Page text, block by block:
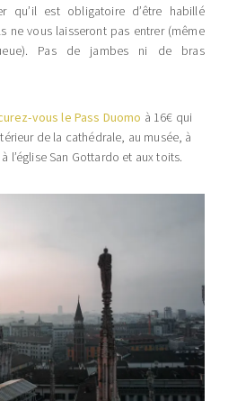
qu’il est obligatoire d’être habillé
ne vous laisseront pas entrer (même
Pas de jambes ni de bras
vous le Pass Duomo à 16€ qui
de la cathédrale, au musée, à
l’église San Gottardo et aux toits.